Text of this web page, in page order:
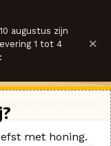
augustus zijn
1 tot 4
×
met honing.